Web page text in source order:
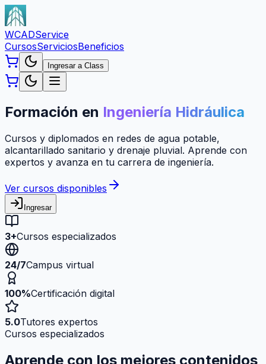
WCADService
CursosServiciosBeneficios
Ingresar a Class
Formación en Ingeniería Hidráulica
Cursos y diplomados en redes de agua potable,
alcantarillado sanitario y drenaje pluvial. Aprende con
expertos y avanza en tu carrera de ingeniería.
Ver cursos disponibles
Ingresar
3+Cursos especializados
24/7Campus virtual
100%Certificación digital
5.0Tutores expertos
Cursos especializados
Aprende con los mejores contenidos